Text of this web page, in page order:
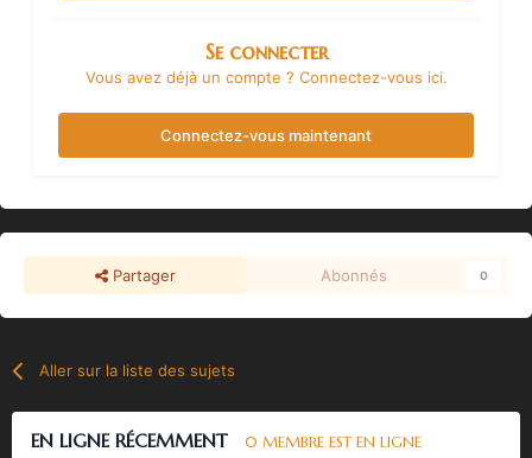
Se connecter
Vous avez déjà un compte ? Connectez-vous ici.
Connectez-vous maintenant
Partager Abonnés 0
Aller sur la liste des sujets
EN LIGNE RÉCEMMENT 0 MEMBRE EST EN LIGNE